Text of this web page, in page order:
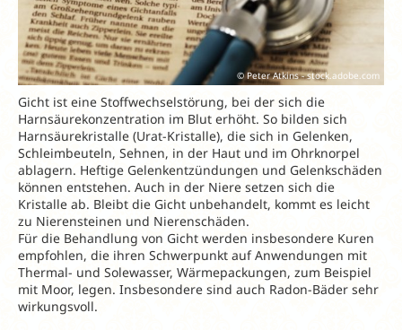
© Peter Atkins - stock.adobe.com
Gicht ist eine Stoffwechselstörung, bei der sich die
Harnsäurekonzentration im Blut erhöht. So bilden sich
Harnsäurekristalle (Urat-Kristalle), die sich in Gelenken,
Schleimbeuteln, Sehnen, in der Haut und im Ohrknorpel
ablagern. Heftige Gelenkentzündungen und Gelenkschäden
können entstehen. Auch in der Niere setzen sich die
Kristalle ab. Bleibt die Gicht unbehandelt, kommt es leicht
zu Nierensteinen und Nierenschäden.
Für die Behandlung von Gicht werden insbesondere Kuren
empfohlen, die ihren Schwerpunkt auf Anwendungen mit
Thermal- und Solewasser, Wärmepackungen, zum Beispiel
mit Moor, legen. Insbesondere sind auch Radon-Bäder sehr
wirkungsvoll.